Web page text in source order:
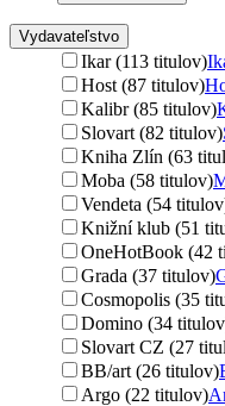
Vydavateľstvo
Ikar (113 titulov)
Host (87 titulov)
Kalibr (85 titulov)
Slovart (82 titulov)
Kniha Zlín (63
Moba (58 titulov)
Vendeta (54
Knižní klub (51
OneHotBook (42
Grada (37 titulov)
Cosmopolis (35
Domino (34
Slovart CZ (27
BB/art (26 titulov)
Argo (22 titulov)